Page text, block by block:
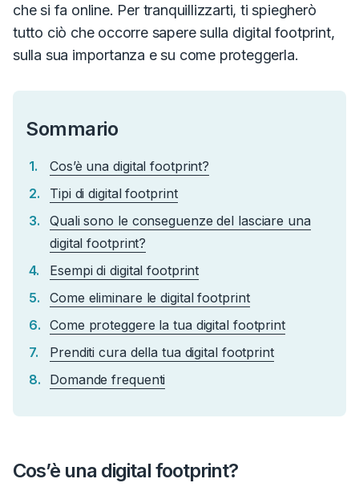
che si fa online. Per tranquillizzarti, ti spiegherò
tutto ciò che occorre sapere sulla digital footprint,
sulla sua importanza e su come proteggerla.
Sommario
Cos’è una digital footprint?
Tipi di digital footprint
Quali sono le conseguenze del lasciare una
digital footprint?
Esempi di digital footprint
Come eliminare le digital footprint
Come proteggere la tua digital footprint
Prenditi cura della tua digital footprint
Domande frequenti
Cos’è una digital footprint?